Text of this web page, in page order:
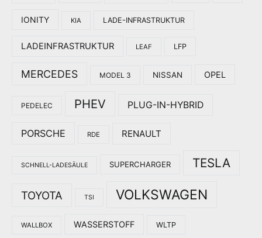
IONITY KIA LADE-INFRASTRUKTUR
LADEINFRASTRUKTUR LEAF LFP
MERCEDES MODEL 3 NISSAN OPEL
PEDELEC PHEV PLUG-IN-HYBRID
PORSCHE RDE RENAULT
SCHNELL-LADESÄULE SUPERCHARGER TESLA
TOYOTA TSI VOLKSWAGEN
WALLBOX WASSERSTOFF WLTP